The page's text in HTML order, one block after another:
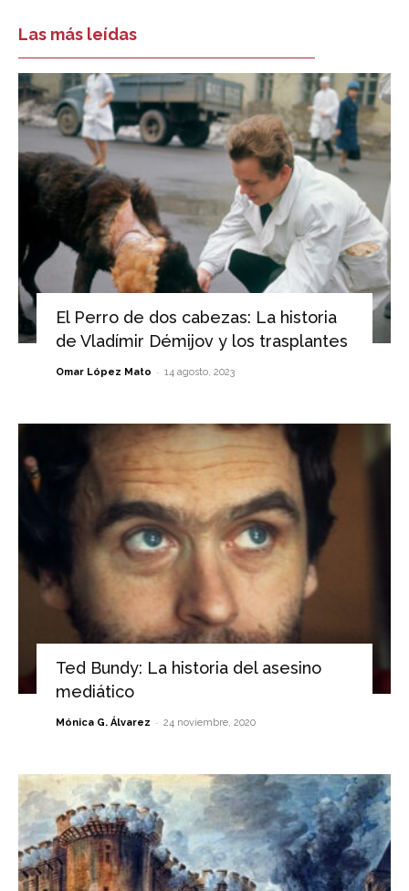
Las más leídas
El Perro de dos cabezas: La historia
de Vladímir Démijov y los trasplantes
Omar López Mato - 14 agosto, 2023
Ted Bundy: La historia del asesino
mediático
Mónica G. Álvarez - 24 noviembre, 2020